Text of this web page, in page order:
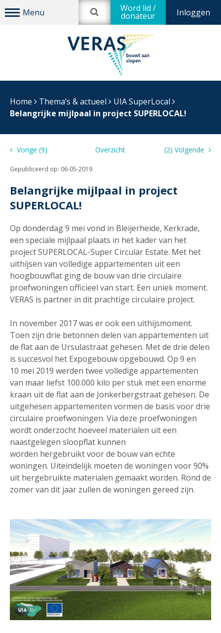
Inloggen
Word lid /
donateur
Home Thema’s & actueel
UIA SuperLocal
Belangrijke mijlpaal in project SUPERLOCAL!
Vorige (9) Overzicht (2) Volgende
Gepubliceerd op: 06-05-2019
Belangrijke mijlpaal in project
SUPERLOCAL!
Op donderdag 9 mei vond in Bleijerheide, Kerkrade,
een speciale mijlpaal plaats in het kader van het
project SUPERLOCAL-Super Circular Estate. Met het
uithijsen van volledige appartementen uit een
hoogbouwflat ging de bouw van drie circulaire
proefwoningen officieel van start. Een uniek moment.
VERAS is partner in dit prachtige circulaire project.
In november 2017 was er ook een uithijsmoment.
Toen zijn drie betonnen delen van appartementen uit
de flat aan de Ursulastraat gehesen. Met de drie delen
is succesvol het Expogebouw opgebouwd. Op 9 en
10 mei 2019 werden twee volledige appartementen
van maar liefst 100.000 kilo per stuk met een enorme
kraan uit de flat aan de Jonkerbergstraat gehesen. De
uitgehesen appartementen vormen de basis voor drie
circulaire proefwoningen. Via deze proefwoningen
wordt onderzocht hoeveel materialen uit een
naastgelegen sloopflat kunnen
worden hergebruikt voor de bouw van echte
woningen. Uiteindelijk moeten de woningen voor 90%
uit hergebruikte materialen gemaakt worden. Rond de
zomer van dit jaar zullen de woningen gereed zijn.